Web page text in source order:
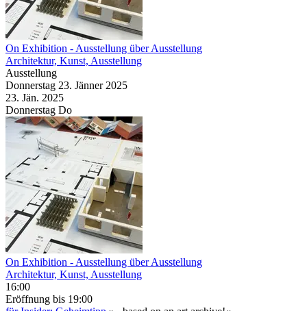
On Exhibition - Ausstellung über Ausstellung
Architektur, Kunst, Ausstellung
Ausstellung
Donnerstag 23. Jänner 2025
23. Jän. 2025
Donnerstag Do
On Exhibition - Ausstellung über Ausstellung
Architektur, Kunst, Ausstellung
16:00
Eröffnung bis 19:00